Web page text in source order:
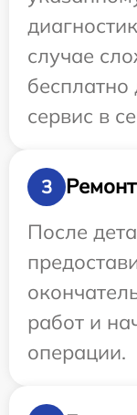
случае
бесплатно
сервис в
3
После
работ и
операции.